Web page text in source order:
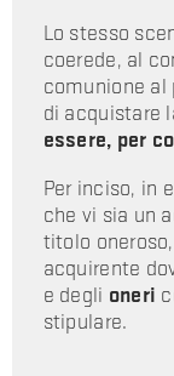
Lo stesso
coerede, al
comunione al
di acquistare
essere, per
Per inciso, in
che vi sia un
titolo
acquirente
e degli oneri
stipulare.